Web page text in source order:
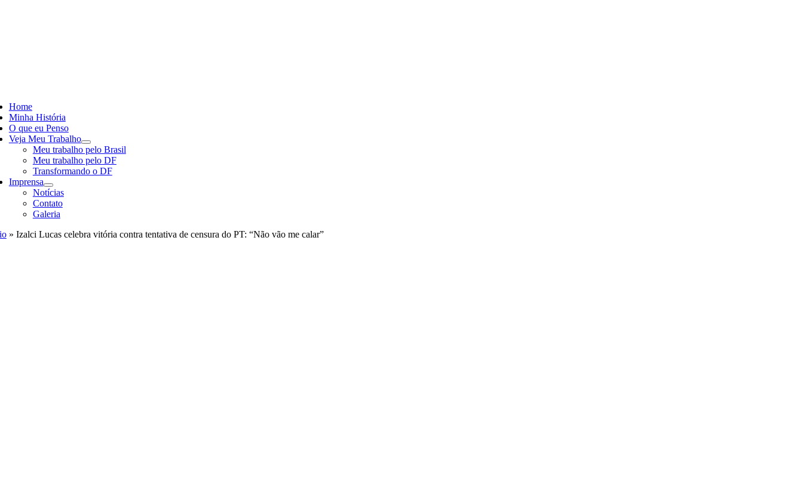
Home
Minha História
O que eu Penso
Veja Meu Trabalho
Meu trabalho pelo Brasil
Meu trabalho pelo DF
Transformando o DF
Imprensa
Notícias
Contato
Galeria
» Izalci Lucas celebra vitória contra tentativa de censura do PT: “Não vão me calar”